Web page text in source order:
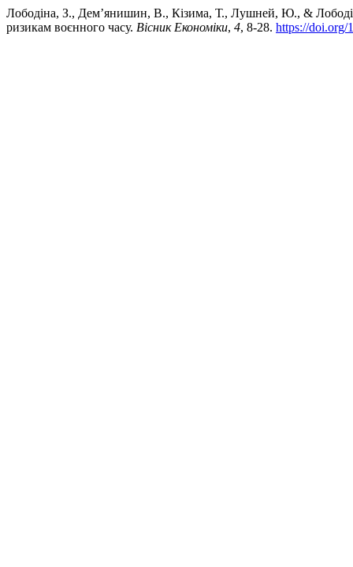
Лободіна, З., Дем’янишин, В., Кізима, Т., Лушней, Ю., &
ризикам воєнного часу. Вісник Економіки, 4, 8-28. https://doi.org/